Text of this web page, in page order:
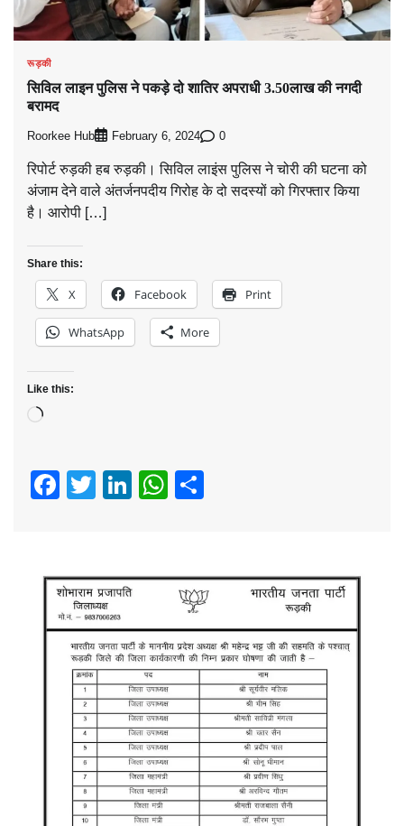
रूड़की
सिविल लाइन पुलिस ने पकड़े दो शातिर अपराधी 3.50लाख की नगदी
बरामद
Roorkee Hub February 6, 2024 0
रिपोर्ट रुड़की हब रुड़की। सिविल लाइंस पुलिस ने चोरी की घटना को
अंजाम देने वाले अंतर्जनपदीय गिरोह के दो सदस्यों को गिरफ्तार किया
है। आरोपी […]
Share this:
X Facebook Print
WhatsApp More
Like this:
Loading…
Facebook
Twitter
LinkedIn
WhatsApp